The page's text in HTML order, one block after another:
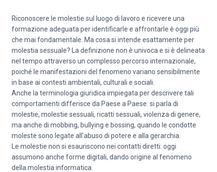
Riconoscere le molestie sul luogo di lavoro e ricevere una
formazione adeguata per identificarle e affrontarle è oggi più
che mai fondamentale. Ma cosa si intende esattamente per
molestia sessuale? La definizione non è univoca e si è delineata
nel tempo attraverso un complesso percorso internazionale,
poiché le manifestazioni del fenomeno variano sensibilmente
in base ai contesti ambientali, culturali e sociali.
Anche la terminologia giuridica impiegata per descrivere tali
comportamenti differisce da Paese a Paese: si parla di
molestie, molestie sessuali, ricatti sessuali, violenza di genere,
ma anche di mobbing, bullying e bossing, quando le condotte
moleste sono legate all’abuso di potere e alla gerarchia.
Le molestie non si esauriscono nei contatti diretti: oggi
assumono anche forme digitali, dando origine al fenomeno
della molestia informatica.